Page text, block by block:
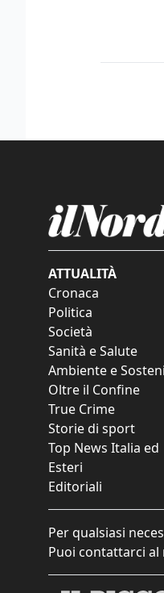
ATTUALITÀ
Cronaca
Politica
Società
Sanità e Salute
Ambiente e
Oltre il Confine
True Crime
Storie di sport
Top News Italia ed
Esteri
Editoriali
Per qualsiasi
Puoi contattarci al